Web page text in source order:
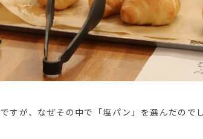
すが、なぜその中で「塩パン」を選んだので